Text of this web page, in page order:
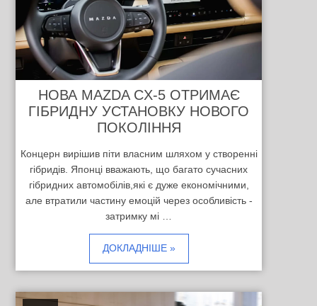
НОВА MAZDA CX-5 ОТРИМАЄ
ГІБРИДНУ УСТАНОВКУ НОВОГО
ПОКОЛІННЯ
Концерн вирішив піти власним шляхом у створенні
гібридів. Японці вважають, що багато сучасних
гібридних автомобілів,які є дуже економічними,
але втратили частину емоцій через особливість -
затримку мі …
ДОКЛАДНІШЕ »